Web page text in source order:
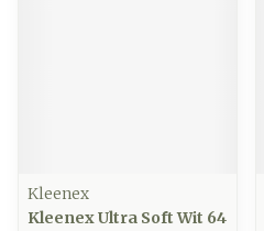
Kleenex
Kleenex Ultra Soft Wit 64